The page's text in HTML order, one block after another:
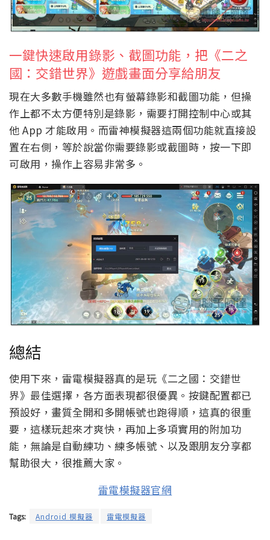
一鍵快速啟用錄影、截圖功能，把《二之
國：交錯世界》遊戲畫面分享給朋友
現在大多數手機雖然也有螢幕錄影和截圖功能，但操
作上都不太方便特別是錄影，需要打開控制中心或其
他 App 才能啟用。而雷神模擬器這兩個功能就直接設
置在右側，等於說當你需要錄影或截圖時，按一下即
可啟用，操作上容易非常多。
總結
使用下來，雷電模擬器真的是玩《二之國：交錯世
界》最佳選擇，各方面表現都很優異。按鍵配置都已
預設好，畫質全開和多開帳號也跑得順，這真的很重
要，這樣玩起來才爽快，再加上多項實用的附加功
能，無論是自動練功、練多帳號、以及跟朋友分享都
幫助很大，很推薦大家。
雷電模擬器官網
Tags: Android 模擬器 雷電模擬器